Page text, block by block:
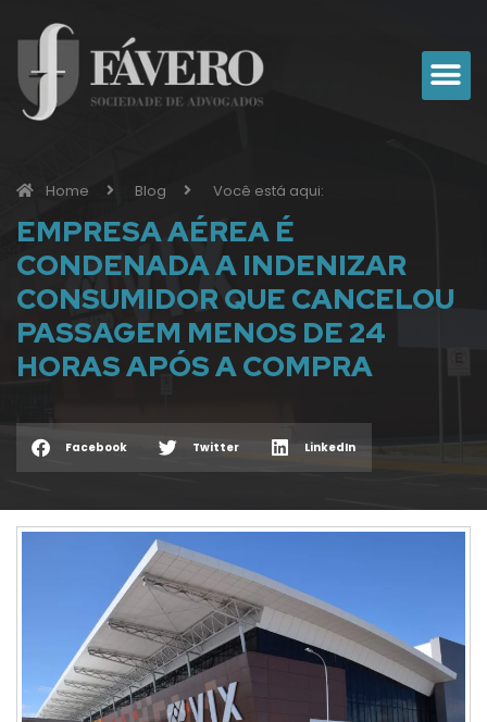
Home Blog Você está aqui:
EMPRESA AÉREA É
CONDENADA A INDENIZAR
CONSUMIDOR QUE CANCELOU
PASSAGEM MENOS DE 24
HORAS APÓS A COMPRA
Facebook Twitter LinkedIn